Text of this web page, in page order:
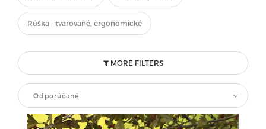
Rúška - tvarované, ergonomické
MORE FILTERS
Odporúčané